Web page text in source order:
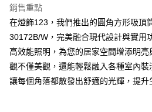
Google Pay
AFTEE先享後付
相關說明
【關於「AFTEE先享後付」】
銷售重點
在燈飾123，我們推出的圓角方形吸頂
30172B/W，完美融合現代設計與實用
高效能照明，為您的居家空間增添明
觀不僅美觀，還能輕鬆融入各種室內裝
讓每個角落都散發出舒適的光輝，提升